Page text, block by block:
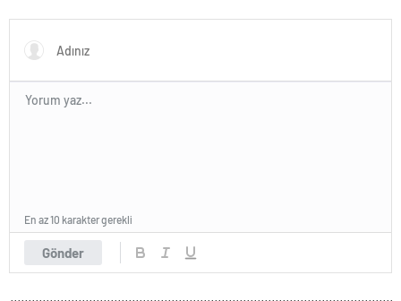
Gönder
En az 10 karakter gerekli